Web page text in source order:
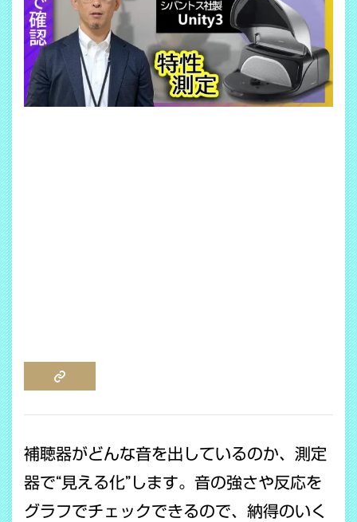
補聴器がどんな音を出しているのか、測定
器で“見える化”します。音の強さや反応を
グラフでチェックできるので、納得のいく